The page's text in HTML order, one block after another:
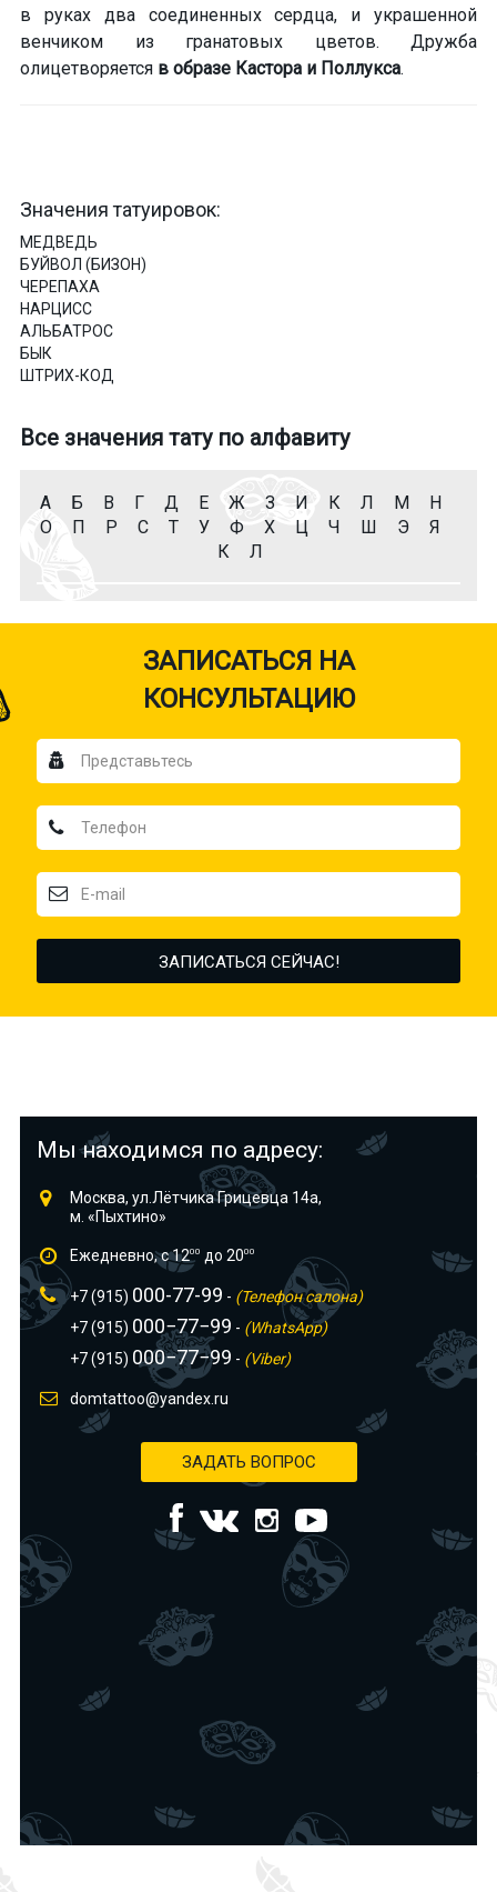
в руках два соединенных сердца, и украшенной
венчиком из гранатовых цветов. Дружба
олицетворяется в образе Кастора и Поллукса.
Значения татуировок:
МЕДВЕДЬ
БУЙВОЛ (БИЗОН)
ЧЕРЕПАХА
НАРЦИСС
АЛЬБАТРОС
БЫК
ШТРИХ-КОД
Все значения тату по алфавиту
А Б В Г Д Е Ж З И К Л М
Н
О
П Р С Т У Ф Х Ц Ч Ш Э
Я
К
Л
ЗАПИСАТЬСЯ НА
КОНСУЛЬТАЦИЮ
Мы находимся по адресу:
Москва, ул.Лётчика Грицевца 14а,
м. «Пыхтино»
Ежедневно, с 1200 до 2000
+7 (915) 000-77-99 - (Телефон салона)
+7 (915) 000−77−99 - (WhatsApp)
+7 (915) 000−77−99 - (Viber)
domtattoo@yandex.ru
ЗАДАТЬ ВОПРОС